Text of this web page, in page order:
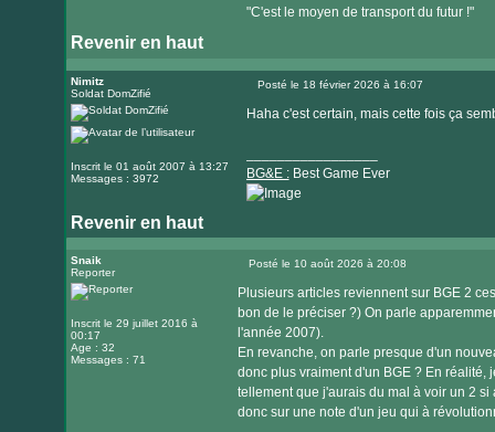
"C'est le moyen de transport du futur !"
Revenir en haut
Nimitz
Soldat DomZifié
Inscrit le 01 août 2007 à 13:27
Messages : 3972
Posté le 18 février 2026 à 16:07
Haha c'est certain, mais cette fois ça
BG&E :Best Game Ever
Revenir en haut
Visiter
le
internet
Snaik
Reporter
Inscrit le 29 juillet 2016 à
00:17
Age : 32
Messages : 71
Posté le 10 août 2026 à 20:08
Plusieurs articles reviennent sur BGE 2
bon de le préciser ?) On parle
l'année 2007).
En revanche, on parle presque d'un
donc plus vraiment d'un BGE ? En réalité,
tellement que j'aurais du mal à voir un 2
donc sur une note d'un jeu qui à